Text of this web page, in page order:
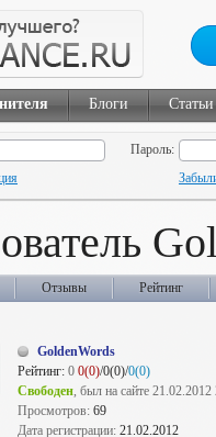
Блоги Статьи
Пароль:
Отзывы Рейтинг
GoldenWords
Рейтинг: 0 0(0)/0(0)/0(0)
Свободен, был на сайте 21.02.2012
Просмотров: 69
Дата регистрации: 21.02.2012